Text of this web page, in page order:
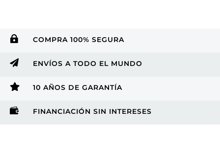
 COMPRA 100% SEGURA
 ENVÍOS A TODO EL MUNDO
 10 AÑOS DE GARANTÍA
 FINANCIACIÓN SIN INTERESES